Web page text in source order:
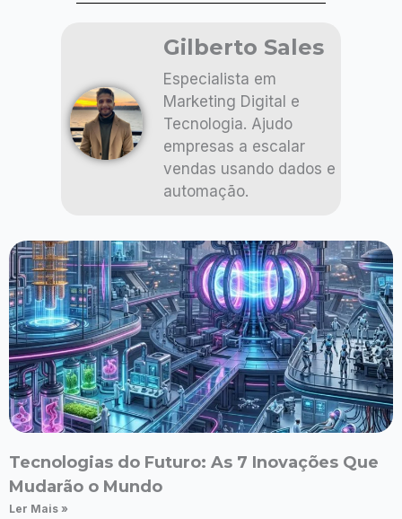
Gilberto Sales
Especialista em
Marketing Digital e
Tecnologia. Ajudo
empresas a escalar
vendas usando dados e
automação.
Tecnologias do Futuro: As 7 Inovações Que
Mudarão o Mundo
Ler Mais »